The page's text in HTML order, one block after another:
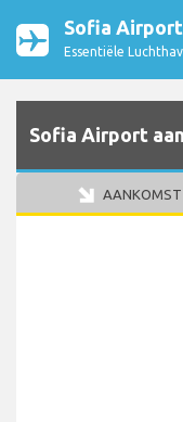
Sofia Airport
Essentiële
Sofia Airport
AANKOMST